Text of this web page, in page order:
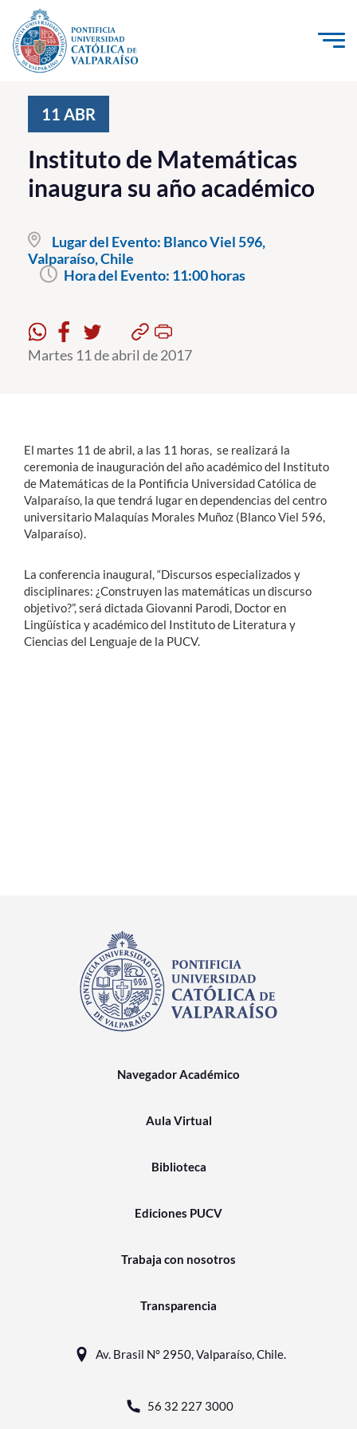
Click acá para ir directamente al contenido
Investigación, Creación e Innovación
PUCV Internacional
Vinculación con el Medio
Admisión
Pregrado
Formación Continua
Funcionarios
Alumni
11 ABR
Instituto de Matemáticas
inaugura su año académico
Lugar del Evento: Blanco Viel 596,
Valparaíso, Chile
Hora del Evento: 11:00 horas
Martes 11 de abril de 2017
El martes 11 de abril, a las 11 horas, se realizará la
ceremonia de inauguración del año académico del Instituto
de Matemáticas de la Pontificia Universidad Católica de
Valparaíso, la que tendrá lugar en dependencias del centro
universitario Malaquías Morales Muñoz (Blanco Viel 596,
Valparaíso).
La conferencia inaugural, “Discursos especializados y
disciplinares: ¿Construyen las matemáticas un discurso
objetivo?”, será dictada Giovanni Parodi, Doctor en
Lingüística y académico del Instituto de Literatura y
Ciencias del Lenguaje de la PUCV.
Navegador Académico
Aula Virtual
Biblioteca
Ediciones PUCV
Trabaja con nosotros
Transparencia
Av. Brasil N° 2950, Valparaíso, Chile.
56 32 227 3000